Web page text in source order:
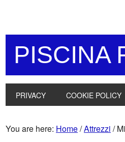
PISCINA
PRIVACY COOKIE POLICY
You are here: Home/Attrezzi /